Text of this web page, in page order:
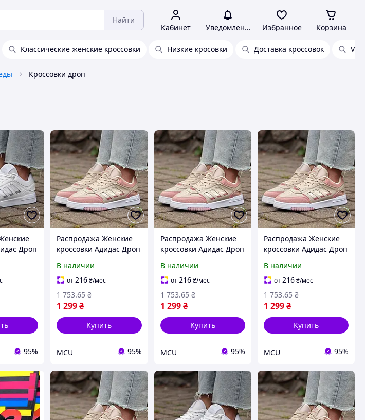
Найти
Кабинет Уведомления Избранное Корзина
Классические женские кроссовки Низкие кросовки Доставка кроссовок
Кроссовки дроп
Дроп
95%
Распродажа Женские
кроссовки Адидас Дроп
Pink Розовый 36
В наличии
от216₴/мес
1 299₴
1 753.65 ₴
Купить
MCU 95%
Распродажа Женские
кроссовки Адидас Дроп
Pink Розовый 36 37
В наличии
от216 ₴/мес
1 299 ₴
1 753.65 ₴
Купить
MCU 95%
Распродажа Женские
кроссовки Адидас Дроп
Pink Розовый 36 38
В наличии
от216₴/мес
1 299₴
1 753.65 ₴
Купить
MCU 95%